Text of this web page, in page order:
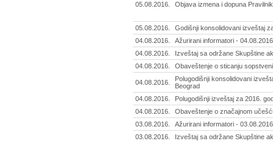
05.08.2016. Objava izmena i dopuna
05.08.2016.
Godišnji konsolidovani izveštaj
04.08.2016.
Ažurirani informatori - 04.08.2016
04.08.2016.
Izveštaj sa održane Skupštine
04.08.2016.
Obaveštenje o sticanju
04.08.2016.
Polugodišnji konsolidovani
Beograd
04.08.2016.
Polugodišnji izveštaj za 2016.
04.08.2016.
Obaveštenje o značajnom
03.08.2016.
Ažurirani informatori - 03.08.2016
03.08.2016.
Izveštaj sa održane Skupštine